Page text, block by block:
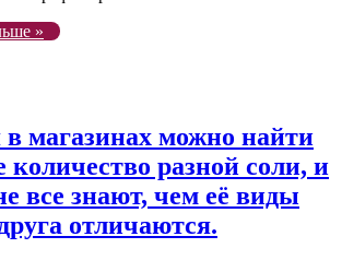
»
в магазинах можно найти
количество разной соли, и
все знают, чем её виды
отличаются.